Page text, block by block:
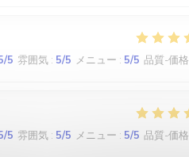
/5 雰囲気 : 5/5 メニュー : 5/5 品質-価格
/5 雰囲気 : 5/5 メニュー : 5/5 品質-価格